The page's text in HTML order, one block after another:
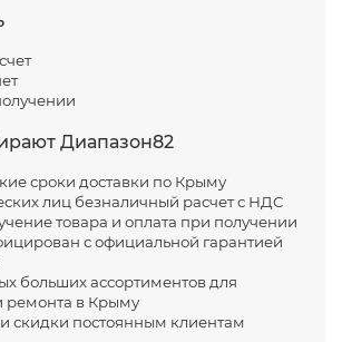
Диапазон82
сроки доставки по Крыму
лиц безналичный расчет с НДС
товара и оплата при получении
с официальной гарантией
больших ассортиментов для
ремонта в Крыму
скидки постоянным клиентам